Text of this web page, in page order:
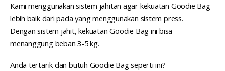
Kami menggunakan sistem jahitan agar kekuatan Goodie Bag
lebih baik dari pada yang menggunakan sistem press.
Dengan sistem jahit, kekuatan Goodie Bag ini bisa
menanggung beban 3-5 kg.
Anda tertarik dan butuh Goodie Bag seperti ini?